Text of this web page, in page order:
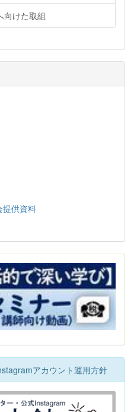
向けた取組
提供資料
アカウント運用方針